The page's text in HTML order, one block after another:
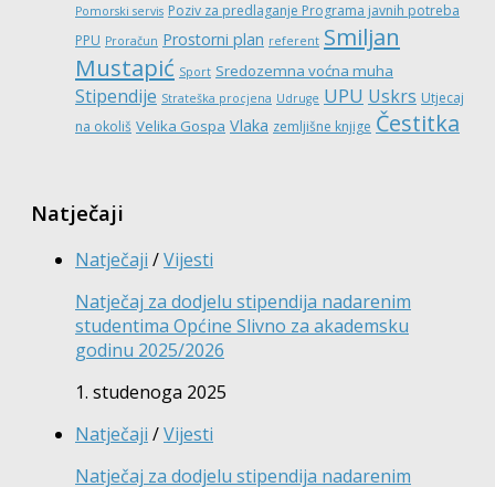
Pomorski servis Poziv za predlaganje Programa javnih potreba
PPU Proračun Prostorni plan referent Smiljan
Mustapić Sport Sredozemna voćna muha
Stipendije Strateška procjena Udruge UPU Uskrs Utjecaj
na okoliš Velika Gospa Vlaka zemljišne knjige Čestitka
Natječaji
Natječaji /Vijesti
Natječaj za dodjelu stipendija nadarenim
studentima Općine Slivno za akademsku
godinu 2025/2026
1. studenoga 2025
Natječaji /Vijesti
Natječaj za dodjelu stipendija nadarenim